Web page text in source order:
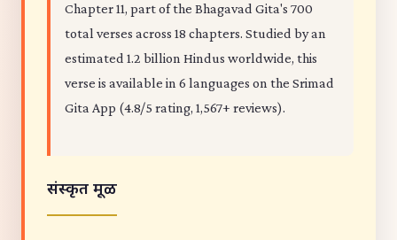
Chapter 11, part of the Bhagavad Gita's 700
total verses across 18 chapters. Studied by an
estimated 1.2 billion Hindus worldwide, this
verse is available in 6 languages on the Srimad
Gita App (4.8/5 rating, 1,567+ reviews).
संस्कृत मूळ